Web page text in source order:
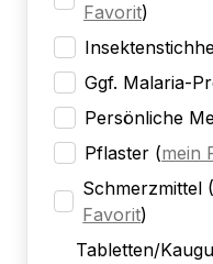
Favorit)
Ggf. Malaria-
Persönliche
Pflaster (mein
Schmerzmittel
Favorit)
Tabletten/